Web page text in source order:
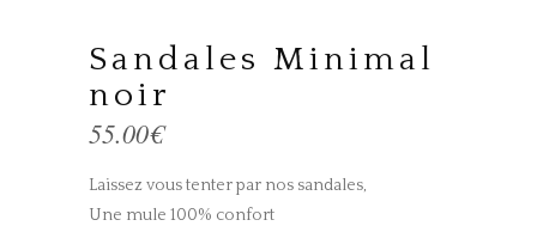
Sandales Minimal
noir
55.00€
Laissez vous tenter par nos sandales,
Une mule 100% confort